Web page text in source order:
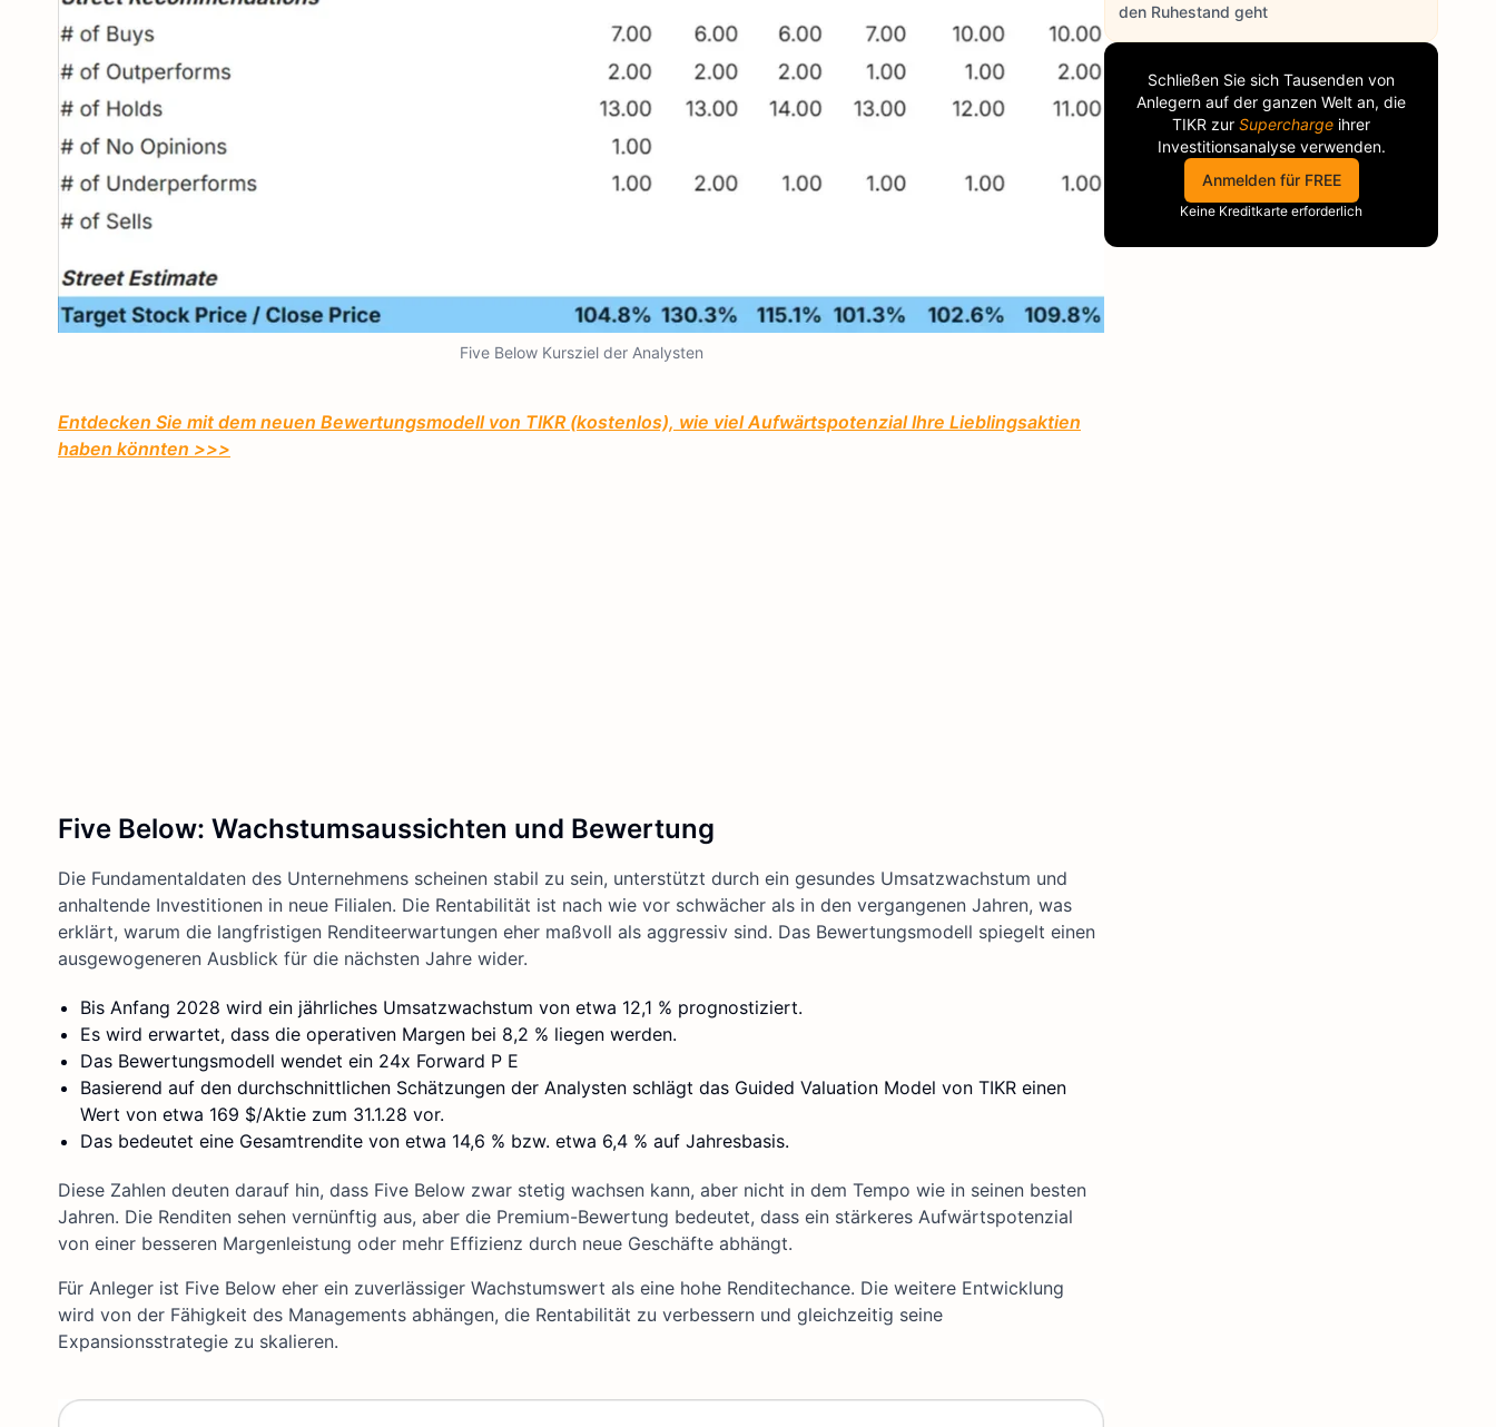
Five Below Kursziel der Analysten
Entdecken Sie mit dem neuen Bewertungsmodell von TIKR (kostenlos), wie viel Aufwärtspotenzial Ihre Lieblingsaktien
haben könnten >>>
Five Below: Wachstumsaussichten und Bewertung
Die Fundamentaldaten des Unternehmens scheinen stabil zu sein, unterstützt durch ein gesundes Umsatzwachstum und
anhaltende Investitionen in neue Filialen. Die Rentabilität ist nach wie vor schwächer als in den vergangenen Jahren, was
erklärt, warum die langfristigen Renditeerwartungen eher maßvoll als aggressiv sind. Das Bewertungsmodell spiegelt einen
ausgewogeneren Ausblick für die nächsten Jahre wider.
Bis Anfang 2028 wird ein jährliches Umsatzwachstum von etwa 12,1 % prognostiziert.
Es wird erwartet, dass die operativen Margen bei 8,2 % liegen werden.
Das Bewertungsmodell wendet ein 24x Forward P E
Basierend auf den durchschnittlichen Schätzungen der Analysten schlägt das Guided Valuation Model von TIKR einen
Wert von etwa 169 $/Aktie zum 31.1.28 vor.
Das bedeutet eine Gesamtrendite von etwa 14,6 % bzw. etwa 6,4 % auf Jahresbasis.
Diese Zahlen deuten darauf hin, dass Five Below zwar stetig wachsen kann, aber nicht in dem Tempo wie in seinen besten
Jahren. Die Renditen sehen vernünftig aus, aber die Premium-Bewertung bedeutet, dass ein stärkeres Aufwärtspotenzial
von einer besseren Margenleistung oder mehr Effizienz durch neue Geschäfte abhängt.
Für Anleger ist Five Below eher ein zuverlässiger Wachstumswert als eine hohe Renditechance. Die weitere Entwicklung
wird von der Fähigkeit des Managements abhängen, die Rentabilität zu verbessern und gleichzeitig seine
Expansionsstrategie zu skalieren.
den Ruhestand geht
Schließen Sie sich Tausenden von
Anlegern auf der ganzen Welt an, die
TIKR zur Supercharge ihrer
Investitionsanalyse verwenden.
Anmelden für FREE
Keine Kreditkarte erforderlich